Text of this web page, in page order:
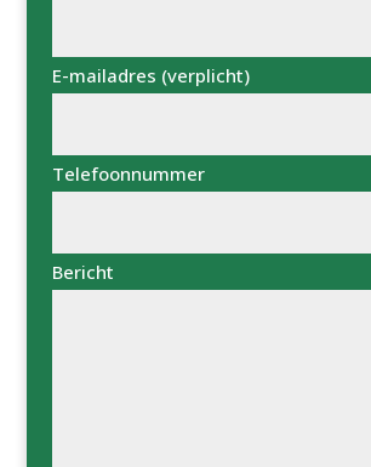
E-mailadres (verplicht)
Telefoonnummer
Bericht